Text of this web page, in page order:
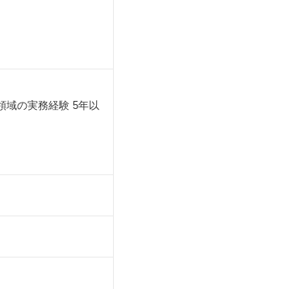
域の実務経験 5年以